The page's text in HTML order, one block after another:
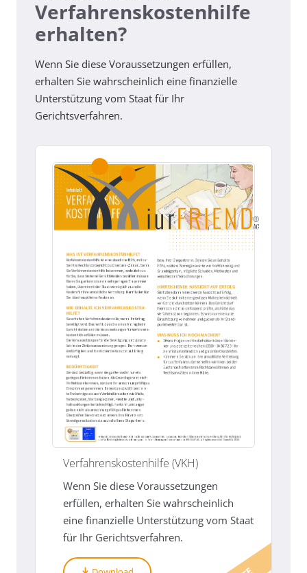
Verfahrenskostenhilfe
erhalten?
Wenn Sie diese Voraussetzungen erfüllen,
erhalten Sie wahrscheinlich eine finanzielle
Unterstützung vom Staat für Ihr
Gerichtsverfahren.
Verfahrenskostenhilfe (VKH)
Wenn Sie diese Voraussetzungen
erfüllen, erhalten Sie wahrscheinlich
eine finanzielle Unterstützung vom Staat
für Ihr Gerichtsverfahren.